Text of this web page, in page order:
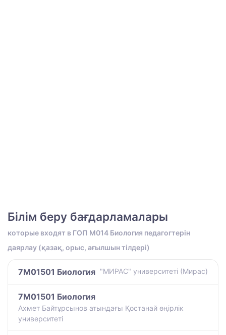
Білім беру бағдарламалары
которые входят в ГОП M014 Биология педагогтерін
даярлау (қазақ, орыс, ағылшын тілдері)
7M01501 Биология "МИРАС" университеті (Мирас)
7M01501 Биология
Ахмет Байтұрсынов атындағы Қостанай өңірлік
университеті